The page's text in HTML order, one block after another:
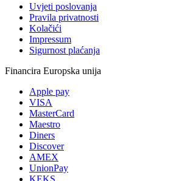
Uvjeti poslovanja
Pravila privatnosti
Kolačići
Impressum
Sigurnost plaćanja
Financira Europska unija
Apple pay
VISA
MasterCard
Maestro
Diners
Discover
AMEX
UnionPay
KEKS